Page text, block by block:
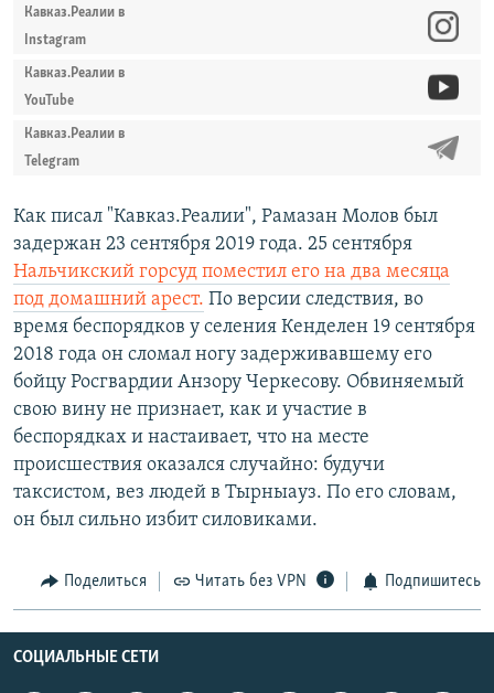
Кавказ.Реалии в
Instagram
Кавказ.Реалии в
YouTube
Кавказ.Реалии в
Telegram
Как писал "Кавказ.Реалии", Рамазан Молов был
задержан 23 сентября 2019 года. 25 сентября
Нальчикский горсуд поместил его на два месяца
под домашний арест. По версии следствия, во
время беспорядков у селения Кенделен 19 сентября
2018 года он сломал ногу задерживавшему его
бойцу Росгвардии Анзору Черкесову. Обвиняемый
свою вину не признает, как и участие в
беспорядках и настаивает, что на месте
происшествия оказался случайно: будучи
таксистом, вез людей в Тырныауз. По его словам,
он был сильно избит силовиками.
Поделиться Читать без VPN Подпишитесь
СОЦИАЛЬНЫЕ СЕТИ